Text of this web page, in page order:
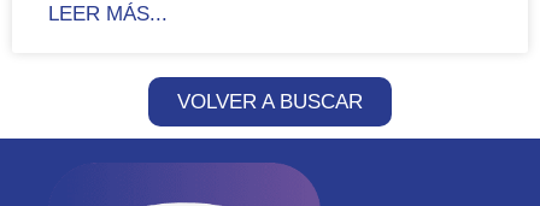
LEER MÁS...
VOLVER A BUSCAR